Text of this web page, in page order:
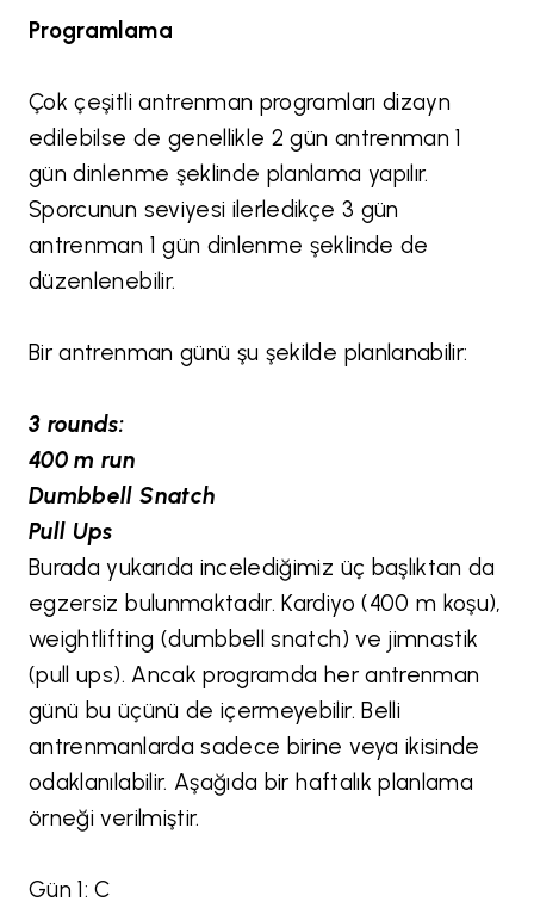
Programlama
Çok çeşitli antrenman programları dizayn
edilebilse de genellikle 2 gün antrenman 1
gün dinlenme şeklinde planlama yapılır.
Sporcunun seviyesi ilerledikçe 3 gün
antrenman 1 gün dinlenme şeklinde de
düzenlenebilir.
Bir antrenman günü şu şekilde planlanabilir:
3 rounds:
400 m run
Dumbbell Snatch
Pull Ups
Burada yukarıda incelediğimiz üç başlıktan da
egzersiz bulunmaktadır. Kardiyo (400 m koşu),
weightlifting (dumbbell snatch) ve jimnastik
(pull ups). Ancak programda her antrenman
günü bu üçünü de içermeyebilir. Belli
antrenmanlarda sadece birine veya ikisinde
odaklanılabilir. Aşağıda bir haftalık planlama
örneği verilmiştir.
Gün 1: C